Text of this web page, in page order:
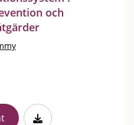
och